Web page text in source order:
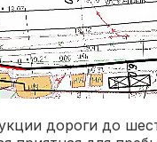
дороги до